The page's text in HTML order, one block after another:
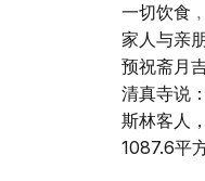
一切饮食
家人与亲
预祝斋月
清真寺说
斯林客人
1087.6平